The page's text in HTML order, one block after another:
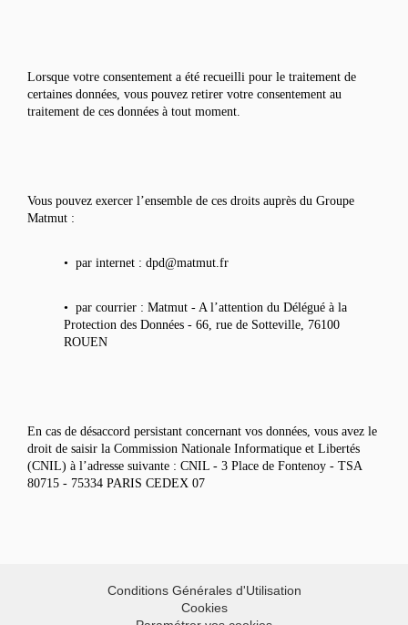
Lorsque votre consentement a été recueilli pour le traitement de
certaines données, vous pouvez retirer votre consentement au
traitement de ces données à tout moment.
Vous pouvez exercer l’ensemble de ces droits auprès du Groupe
Matmut :
• par internet : dpd@matmut.fr
• par courrier : Matmut - A l’attention du Délégué à la
Protection des Données - 66, rue de Sotteville, 76100
ROUEN
En cas de désaccord persistant concernant vos données, vous avez le
droit de saisir la Commission Nationale Informatique et Libertés
(CNIL) à l’adresse suivante : CNIL - 3 Place de Fontenoy - TSA
80715 - 75334 PARIS CEDEX 07
Conditions Générales d'Utilisation
Cookies